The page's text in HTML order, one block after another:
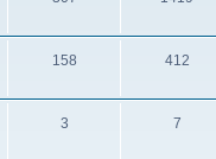
158 412
3 7